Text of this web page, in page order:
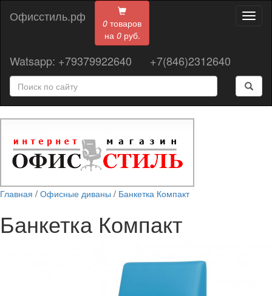
0 товаров
на 0руб.
Офисстиль.рф
Watsapp: +79379922640 +7(846)2312640
Главная / Офисные диваны / Банкетка Компакт
Банкетка Компакт